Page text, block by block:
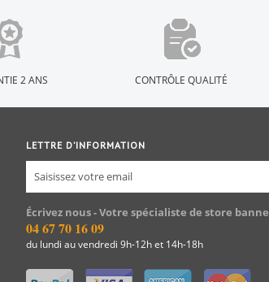
2 ANS CONTRÔLE QUALITÉ
LETTRE D’INFORMATION
Écrivez nous - Votre spécialiste de store banne
04 67 70 16 09
du lundi au vendredi 9h-12h et 14h-18h